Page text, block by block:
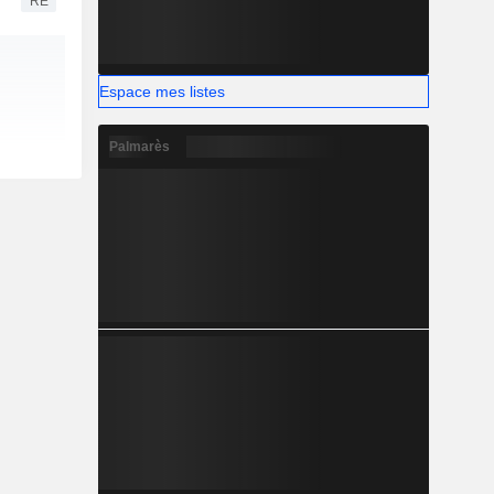
Espace mes listes
Palmarès